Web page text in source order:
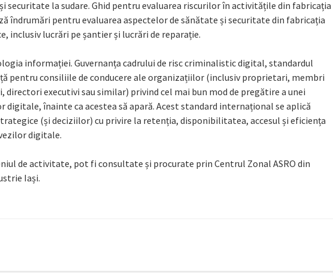
și securitate la sudare. Ghid pentru evaluarea riscurilor în activitățile din fabricația
îndrumări pentru evaluarea aspectelor de sănătate și securitate din fabricația
inclusiv lucrări pe șantier și lucrări de reparație.
informației. Guvernanța cadrului de risc criminalistic digital, standardul
pentru consiliile de conducere ale organizațiilor (inclusiv proprietari, membri
executivi sau similar) privind cel mai bun mod de pregătire a unei
înainte ca acestea să apară. Acest standard internațional se aplică
(și deciziilor) cu privire la retenția, disponibilitatea, accesul și eficiența
digitale.
de activitate, pot fi consultate și procurate prin Centrul Zonal ASRO din
Iași.